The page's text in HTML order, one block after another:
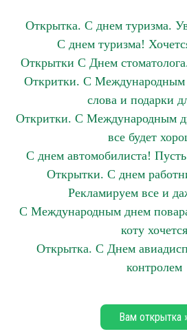
Открытка. С днем туризма.
С днем туризма!
Открытки С Днем
Откритки. С
слова и подарки
Откритки. С Международным
все будет
С днем автомобилиста!
Открытки. С днем
Рекламируем все и
С Международным днем
коту хочется
Открытка. С Днем
контролем
Вам открытка